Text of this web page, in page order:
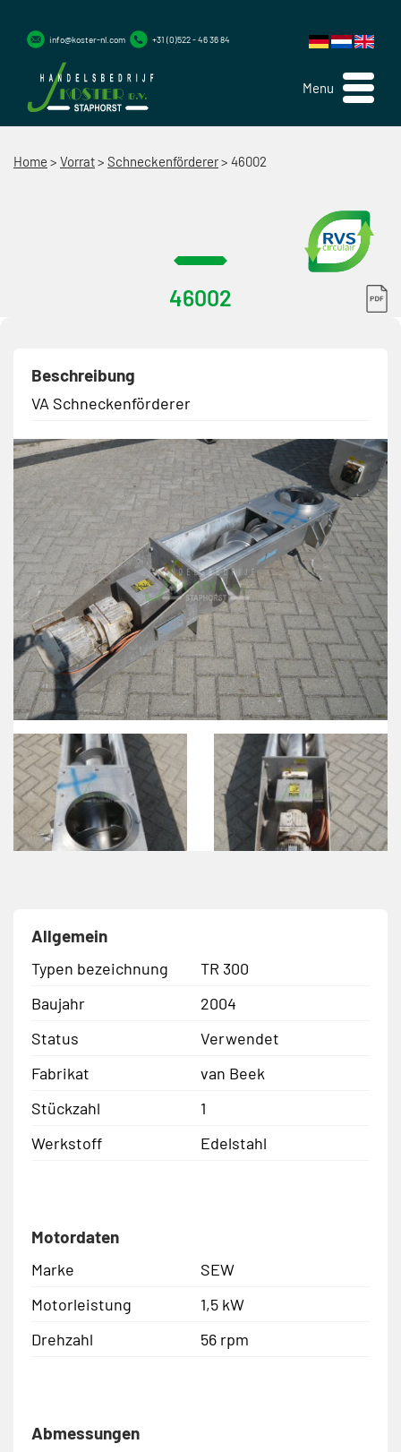
Menu
info@koster-nl.com +31 (0)522 - 46 36 84
Home > Vorrat> Schneckenförderer> 46002
46002
Beschreibung
VA Schneckenförderer
Allgemein
Typen bezeichnung
TR 300
Baujahr
2004
Status
Verwendet
Fabrikat
van Beek
Stückzahl
1
Werkstoff
Edelstahl
Motordaten
Marke
SEW
Motorleistung
1,5 kW
Drehzahl
56 rpm
Abmessungen